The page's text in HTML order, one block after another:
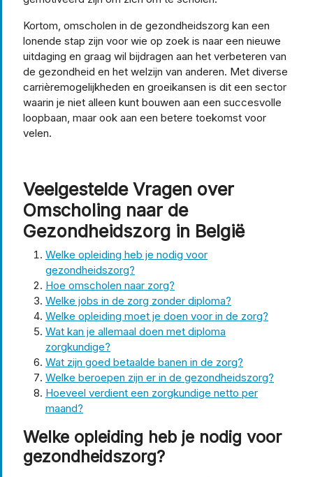
Kortom, omscholen in de gezondheidszorg kan een
lonende stap zijn voor wie op zoek is naar een nieuwe
uitdaging en graag wil bijdragen aan het verbeteren van
de gezondheid en het welzijn van anderen. Met diverse
carrièremogelijkheden en groeikansen is dit een sector
waarin je niet alleen kunt bouwen aan een succesvolle
loopbaan, maar ook aan een betere toekomst voor
velen.
Veelgestelde Vragen over
Omscholing naar de
Gezondheidszorg in België
Welke opleiding heb je nodig voor
gezondheidszorg?
Hoe omscholen naar zorg?
Welke jobs in de zorg zonder diploma?
Welke opleiding moet je doen voor in de zorg?
Wat kan je allemaal doen met diploma
zorgkundige?
Wat zijn goed betaalde banen in de zorg?
Welke beroepen zijn er in de gezondheidszorg?
Hoeveel verdient een zorgkundige netto per
maand?
Welke opleiding heb je nodig voor
gezondheidszorg?